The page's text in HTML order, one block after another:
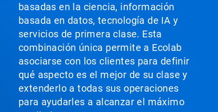
basadas en la ciencia, información
basada en datos, tecnología de IA y
servicios de primera clase. Esta
combinación única permite a Ecolab
asociarse con los clientes para definir
qué aspecto es el mejor de su clase y
extenderlo a todas sus operaciones
para ayudarles a alcanzar el máximo